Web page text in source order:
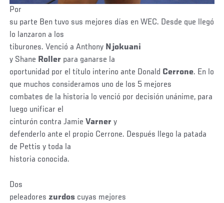
Por
su parte Ben tuvo sus mejores días en WEC. Desde que llegó
lo lanzaron a los
tiburones. Venció a Anthony Njokuani
y Shane Roller para ganarse la
oportunidad por el título interino ante Donald Cerrone. En lo
que muchos consideramos uno de los 5 mejores
combates de la historia lo venció por decisión unánime, para
luego unificar el
cinturón contra Jamie Varner y
defenderlo ante el propio Cerrone. Después llego la patada
de Pettis y toda la
historia conocida.
Dos
peleadores zurdos cuyas mejores